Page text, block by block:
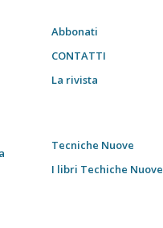
Abbonati
CONTATTI
La rivista
Tecniche Nuove
I libri Techiche Nuove